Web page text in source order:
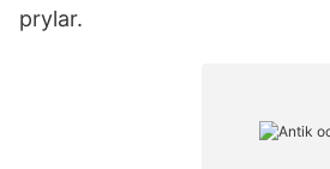
prylar.